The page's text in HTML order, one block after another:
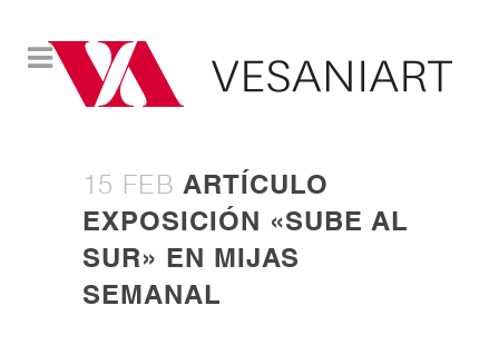
15 FEB ARTÍCULO
EXPOSICIÓN «SUBE AL
SUR» EN MIJAS
SEMANAL